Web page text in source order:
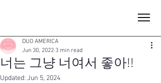
너는 그냥 너여서 좋아!!
DUO AMERICA
Jun 30, 2022 3 min read
Updated: Jun 5, 2024